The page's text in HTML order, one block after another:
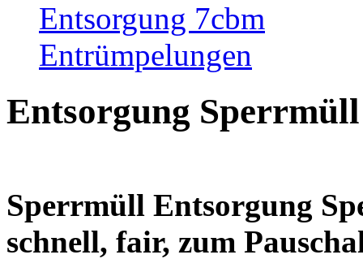
Entsorgung 7cbm
Entrümpelungen
Entsorgung
Sperrmüll Entsorgung
schnell, fair, zum